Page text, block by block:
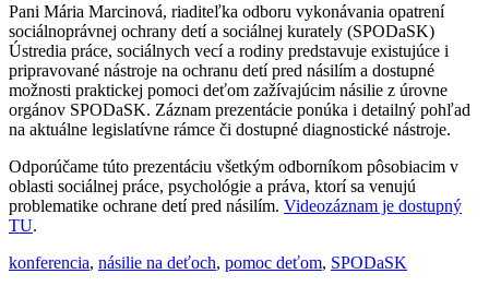
Pani Mária Marcinová, riaditeľka odboru vykonávania opatrení
sociálnoprávnej ochrany detí a sociálnej kurately (SPODaSK)
Ústredia práce, sociálnych vecí a rodiny predstavuje existujúce i
pripravované nástroje na ochranu detí pred násilím a dostupné
možnosti praktickej pomoci deťom zažívajúcim násilie z úrovne
orgánov SPODaSK. Záznam prezentácie ponúka i detailný pohľad
na aktuálne legislatívne rámce či dostupné diagnostické nástroje.
Odporúčame túto prezentáciu všetkým odborníkom pôsobiacim v
oblasti sociálnej práce, psychológie a práva, ktorí sa venujú
problematike ochrane detí pred násilím. Videozáznam je dostupný
TU.
konferencia, násilie na deťoch, pomoc deťom, SPODaSK